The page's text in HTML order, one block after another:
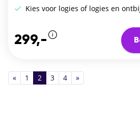
Kies voor logies of logies en
299,-
« 1 2 3 4 »